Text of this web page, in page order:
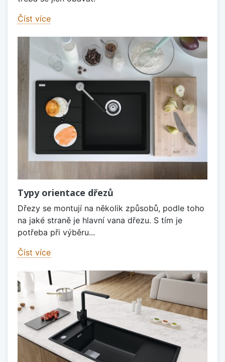
Číst více
Typy orientace dřezů
Dřezy se montují na několik způsobů, podle toho
na jaké straně je hlavní vana dřezu. S tím je
potřeba při výběru...
Číst více